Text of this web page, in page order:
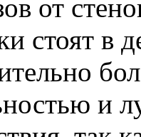
от
стоят в
и